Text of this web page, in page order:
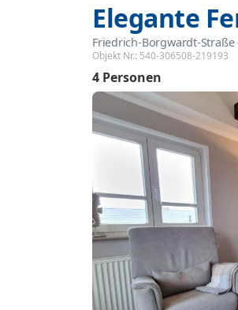
Elegante
Friedrich-Borgwardt-Straße
Objekt Nr.: 540-306508-219193
4 Personen